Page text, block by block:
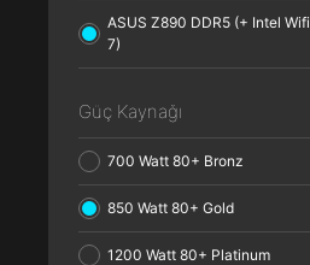
ASUS Z890 DDR5 (+ Intel Wifi
7)
Güç Kaynağı
700 Watt 80+ Bronz
850 Watt 80+ Gold
1200 Watt 80+ Platinum